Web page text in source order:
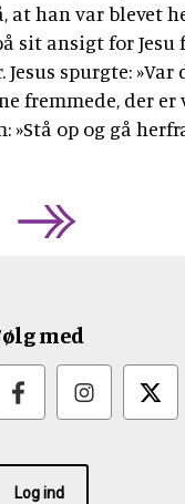
at han var blevet
sit ansigt for Jesu
spurgte:
fremmede, der
»Stå op og gå
med
Log ind